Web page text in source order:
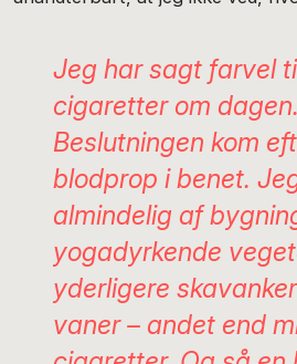
Jeg har sagt farvel
cigaretter om dagen.
Beslutningen kom
blodprop i benet.
almindelig af
yogadyrkende
yderligere
vaner – andet end